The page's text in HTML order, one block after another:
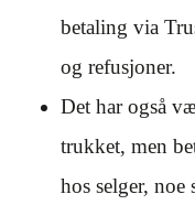
betaling via
og refusjoner.
Det har også
trukket, men
hos selger,